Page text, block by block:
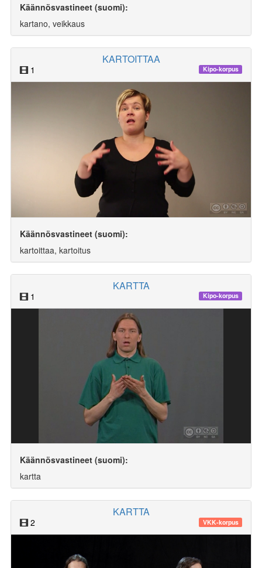
Käännösvastineet (suomi):
kartano, veikkaus
KARTOITTAA
1 Kipo-korpus
Käännösvastineet (suomi):
kartoittaa, kartoitus
KARTTA
1 Kipo-korpus
Käännösvastineet (suomi):
kartta
KARTTA
2 VKK-korpus